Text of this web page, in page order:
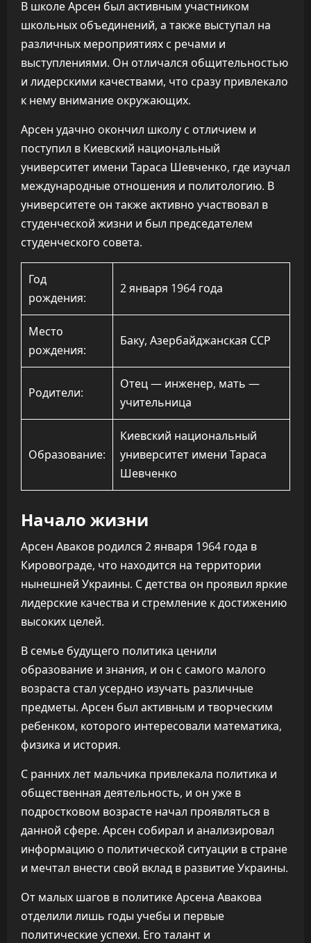
В школе Арсен был активным участником
школьных объединений, а также выступал на
различных мероприятиях с речами и
выступлениями. Он отличался общительностью
и лидерскими качествами, что сразу привлекало
к нему внимание окружающих.
Арсен удачно окончил школу с отличием и
поступил в Киевский национальный
университет имени Тараса Шевченко, где изучал
международные отношения и политологию. В
университете он также активно участвовал в
студенческой жизни и был председателем
студенческого совета.
Год
рождения:
2 января 1964 года
Место
рождения:
Баку, Азербайджанская ССР
Родители:
Отец — инженер, мать —
учительница
Образование:
Киевский национальный
университет имени Тараса
Шевченко
Начало жизни
Арсен Аваков родился 2 января 1964 года в
Кировограде, что находится на территории
нынешней Украины. С детства он проявил яркие
лидерские качества и стремление к достижению
высоких целей.
В семье будущего политика ценили
образование и знания, и он с самого малого
возраста стал усердно изучать различные
предметы. Арсен был активным и творческим
ребенком, которого интересовали математика,
физика и история.
С ранних лет мальчика привлекала политика и
общественная деятельность, и он уже в
подростковом возрасте начал проявляться в
данной сфере. Арсен собирал и анализировал
информацию о политической ситуации в стране
и мечтал внести свой вклад в развитие Украины.
От малых шагов в политике Арсена Авакова
отделили лишь годы учебы и первые
политические успехи. Его талант и